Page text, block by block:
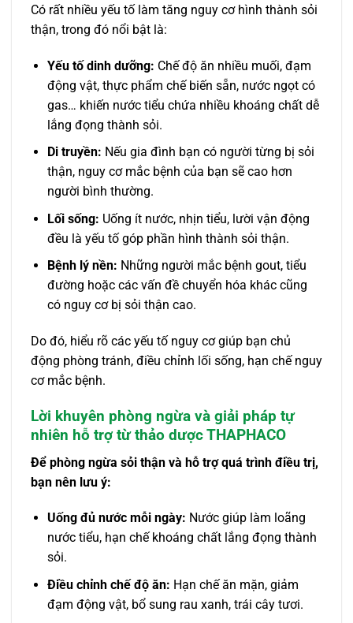
Có rất nhiều yếu tố làm tăng nguy cơ hình thành sỏi
thận, trong đó nổi bật là:
Yếu tố dinh dưỡng: Chế độ ăn nhiều muối, đạm
động vật, thực phẩm chế biến sẵn, nước ngọt có
gas… khiến nước tiểu chứa nhiều khoáng chất dễ
lắng đọng thành sỏi.
Di truyền: Nếu gia đình bạn có người từng bị sỏi
thận, nguy cơ mắc bệnh của bạn sẽ cao hơn
người bình thường.
Lối sống: Uống ít nước, nhịn tiểu, lười vận động
đều là yếu tố góp phần hình thành sỏi thận.
Bệnh lý nền: Những người mắc bệnh gout, tiểu
đường hoặc các vấn đề chuyển hóa khác cũng
có nguy cơ bị sỏi thận cao.
Do đó, hiểu rõ các yếu tố nguy cơ giúp bạn chủ
động phòng tránh, điều chỉnh lối sống, hạn chế nguy
cơ mắc bệnh.
Lời khuyên phòng ngừa và giải pháp tự
nhiên hỗ trợ từ thảo dược THAPHACO
Để phòng ngừa sỏi thận và hỗ trợ quá trình điều trị,
bạn nên lưu ý:
Uống đủ nước mỗi ngày: Nước giúp làm loãng
nước tiểu, hạn chế khoáng chất lắng đọng thành
sỏi.
Điều chỉnh chế độ ăn: Hạn chế ăn mặn, giảm
đạm động vật, bổ sung rau xanh, trái cây tươi.